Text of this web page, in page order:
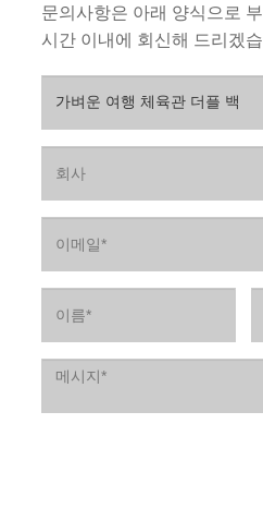
문의사항은 아래 양식으로
시간 이내에 회신해 드리겠